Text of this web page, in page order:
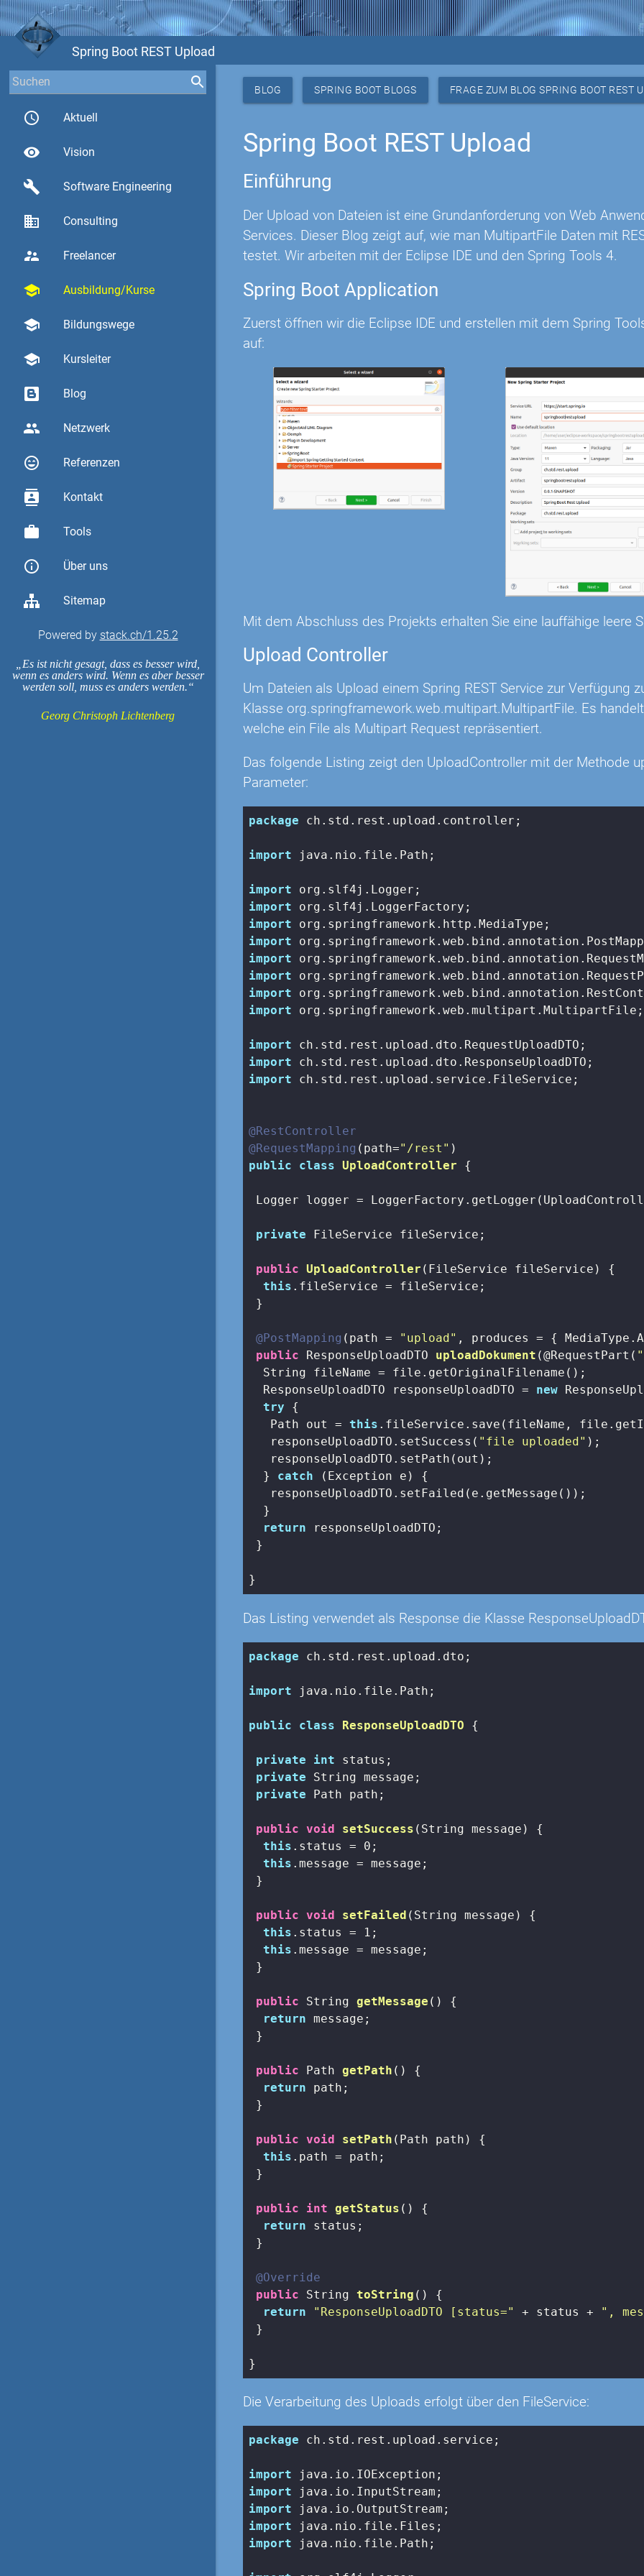
Spring Boot REST Upload
access_time Aktuell
visibility Vision
build Software Engineering
business Consulting
supervisor_account Freelancer
school Ausbildung/Kurse
school Bildungswege
school Kursleiter
Blog
group Netzwerk
sentiment_very_satisfied Referenzen
contacts Kontakt
work Tools
info_outline Über uns
Sitemap
Powered by stack.ch/1.25.2
Es ist nicht gesagt, dass es besser wird,
wenn es anders wird. Wenn es aber besser
werden soll, muss es anders werden.
Georg Christoph Lichtenberg
BLOG SPRING BOOT BLOGS FRAGE ZUM BLOG SPRING BOOT REST
Spring Boot REST Upload
Einführung
Der Upload von Dateien ist eine Grundanforderung von Web
Services. Dieser Blog zeigt auf, wie man MultipartFile Daten mit
testet. Wir arbeiten mit der Eclipse IDE und den Spring Tools 4.
Spring Boot Application
Zuerst öffnen wir die Eclipse IDE und erstellen mit dem Spring
auf:
Mit dem Abschluss des Projekts erhalten Sie eine lauffähige leere
Upload Controller
Um Dateien als Upload einem Spring REST Service zur Verfügung
Klasse org.springframework.web.multipart.MultipartFile. Es
welche ein File als Multipart Request repräsentiert.
Das folgende Listing zeigt den UploadController mit der Methode
Parameter:
package ch.std.rest.upload.controller;
import java.nio.file.Path;
import
import
import
import
import
import
import
import org.springframework.web.multipart.MultipartFile;
import
import
import ch.std.rest.upload.service.FileService;
@RestController
@RequestMapping (path="/rest"
public
class UploadController {
Logger logger =
private FileService fileService;
public UploadController (FileService fileService)
{
this .fileService = fileService;
}
@PostMapping (path = "upload" , produces = {
public ResponseUploadDTO uploadDokument (@RequestPart(
  String fileName = file.getOriginalFilename();
  ResponseUploadDTO responseUploadDTO =
new
try {
   Path out =
this .fileService.save(fileName,
   responseUploadDTO.setSuccess(
"file uploaded" );
   responseUploadDTO.setPath(out);
  }
catch (Exception e) {
   responseUploadDTO.setFailed(e.getMessage());
  }
return responseUploadDTO;
}
Das Listing verwendet als Response die Klasse
package ch.std.rest.upload.dto;
import java.nio.file.Path;
public class ResponseUploadDTO {
private int status;
private String message;
private Path path;
public void setSuccess (String message)
{
this .status = 0 ;
this .message = message;
}
public void setFailed (String message)
{
this .status = 1 ;
this .message = message;
}
public String getMessage ()
{
return message;
}
public Path getPath ()
{
return path;
}
public void setPath (Path path)
{
this .path = path;
}
public int getStatus ()
{
return status;
}
@Override
public String toString ()
{
return
"ResponseUploadDTO [status=" + status + ",
}
}
Die Verarbeitung des Uploads erfolgt über den FileService:
package ch.std.rest.upload.service;
import
import
import
import
import java.nio.file.Path;